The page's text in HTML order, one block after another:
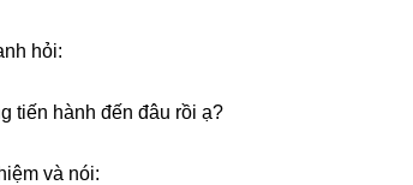
hỏi:
tiến hành đến đâu rồi ạ?
và nói: